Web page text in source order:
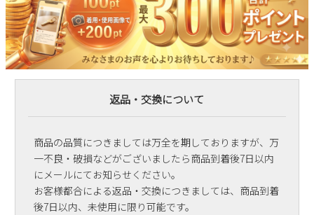
返品・交換について
商品の品質につきましては万全を期しておりますが、万
一不良・破損などがございましたら商品到着後7日以内
にメールにてお知らせください。
お客様都合による返品・交換につきましては、商品到着
後7日以内、未使用に限り可能です。